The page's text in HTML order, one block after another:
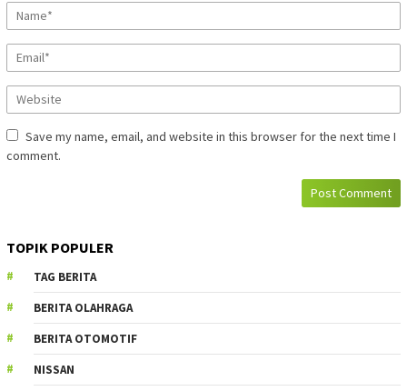
Save my name, email, and website in this browser for the next time I
comment.
TOPIK POPULER
TAG BERITA
BERITA OLAHRAGA
BERITA OTOMOTIF
NISSAN